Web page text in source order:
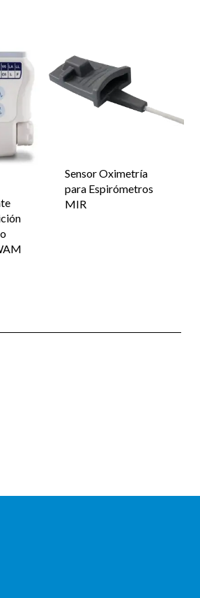
Sensor Oximetría
para Espirómetros
MIR